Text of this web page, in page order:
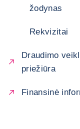
žodynas
Rekvizitai
Draudimo
priežiūra
Finansinė